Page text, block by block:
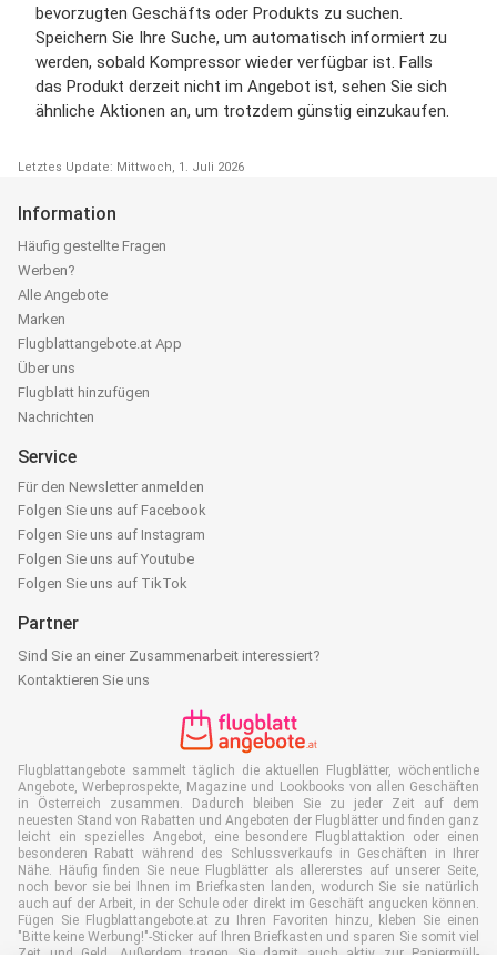
bevorzugten Geschäfts oder Produkts zu suchen.
Speichern Sie Ihre Suche, um automatisch informiert zu
werden, sobald Kompressor wieder verfügbar ist. Falls
das Produkt derzeit nicht im Angebot ist, sehen Sie sich
ähnliche Aktionen an, um trotzdem günstig einzukaufen.
Letztes Update: Mittwoch, 1. Juli 2026
Information
Häufig gestellte Fragen
Werben?
Alle Angebote
Marken
Flugblattangebote.at App
Über uns
Flugblatt hinzufügen
Nachrichten
Service
Für den Newsletter anmelden
Folgen Sie uns auf Facebook
Folgen Sie uns auf Instagram
Folgen Sie uns auf Youtube
Folgen Sie uns auf TikTok
Partner
Sind Sie an einer Zusammenarbeit interessiert?
Kontaktieren Sie uns
Flugblattangebote sammelt täglich die aktuellen Flugblätter, wöchentliche
Angebote, Werbeprospekte, Magazine und Lookbooks von allen Geschäften
in Österreich zusammen. Dadurch bleiben Sie zu jeder Zeit auf dem
neuesten Stand von Rabatten und Angeboten der Flugblätter und finden ganz
leicht ein spezielles Angebot, eine besondere Flugblattaktion oder einen
besonderen Rabatt während des Schlussverkaufs in Geschäften in Ihrer
Nähe. Häufig finden Sie neue Flugblätter als allererstes auf unserer Seite,
noch bevor sie bei Ihnen im Briefkasten landen, wodurch Sie sie natürlich
auch auf der Arbeit, in der Schule oder direkt im Geschäft angucken können.
Fügen Sie Flugblattangebote.at zu Ihren Favoriten hinzu, kleben Sie einen
"Bitte keine Werbung!"-Sticker auf Ihren Briefkasten und sparen Sie somit viel
Zeit und Geld. Außerdem tragen Sie damit auch aktiv zur Papiermüll-